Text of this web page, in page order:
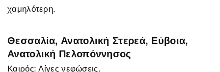
χαμηλότερη.
Θεσσαλία, Ανατολική Στερεά, Εύβοια,
Ανατολική Πελοπόννησος
Καιρός: Λίγες νεφώσεις.